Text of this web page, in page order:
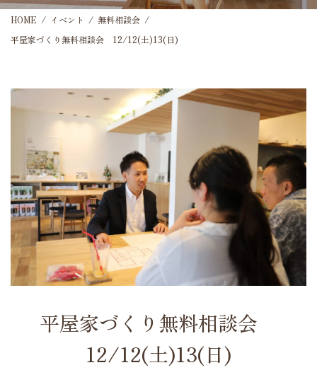
HOME イベント
無料相談会
平屋家づくり無料相談会 12/12(土)13(日)
平屋家づくり無料相談会
12/12(土)13(日)